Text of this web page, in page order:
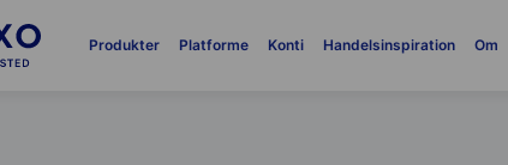
Produkter Platforme Konti Handelsinspiration Om